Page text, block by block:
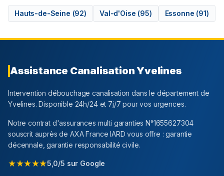
Hauts-de-Seine (92) Val-d'Oise (95) Essonne (91)
Assistance CanalisationYvelines
Intervention débouchage canalisation dans le département de
Yvelines. Disponible 24h/24 et 7j/7 pour vos urgences.
Notre contrat d'assurances multi garanties N°1655627304
souscrit auprès de AXA France IARD vous offre : garantie
décennale, garantie responsabilité civile.
★★★★★5,0/5 sur Google